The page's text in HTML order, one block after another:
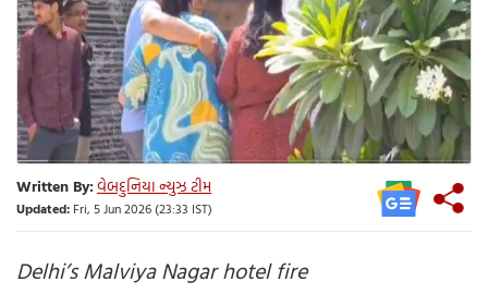
Written By:વેબદુનિયા ન્યુઝ ટીમ
Updated: Fri, 5 Jun 2026 (23:33 IST)
Delhi’s Malviya Nagar hotel fire